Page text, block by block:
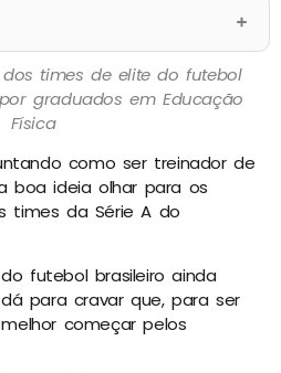
times de elite do futebol
graduados em Educação
Física
como ser treinador de
boa ideia olhar para os
times da Série A do
futebol brasileiro ainda
para cravar que, para ser
começar pelos